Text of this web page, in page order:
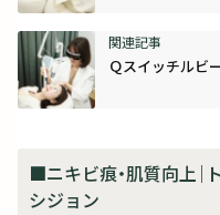
Ｑスイッチルビ
■ニキビ痕・肌質向上｜
シジョン